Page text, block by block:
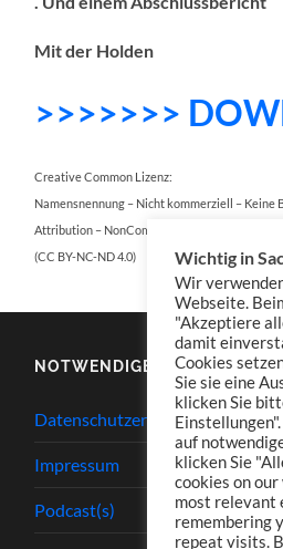
Mit der Holden
>>>>>>>
Creative Common Lizenz:
Namensnennung – Nicht kommerziell – Keine
Attribution – NonCommercial – NoDerivatives
(CC BY-NC-ND 4.0)
NOTWENDIGES
Datenschutzerklärung
Impressum
Podcast(s)
Wichtig in
Wir
Webseite.
"Akzeptiere
damit
Cookies
Sie sie eine
klicken Sie
auf
klicken Sie
cookies on
most relevant
remembering
repeat visits.